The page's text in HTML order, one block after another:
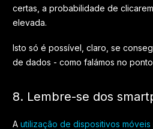
certas, a probabilidade de
elevada.
Isto só é possível, claro, se
de dados - como falámos no
8. Lembre-se dos
A utilização de dispositivos móveis